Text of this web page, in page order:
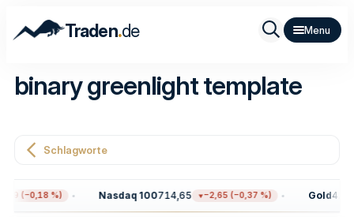
Traden.de
binary greenlight template
Schlagworte
(−0,18 %) Nasdaq 100714,65 −2,65 (−0,37 %) Gold